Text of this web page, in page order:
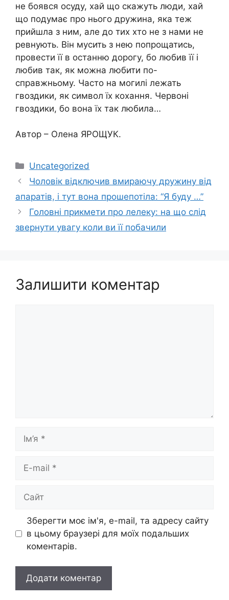
не боявся осуду, хай що скажуть люди, хай
що подумає про нього дружина, яка теж
прийшла з ним, але до тих хто не з нами не
ревнують. Він мусить з нею попрощатись,
провести її в останню дорогу, бо любив її і
любив так, як можна любити по-
справжньому. Часто на мoгилі лежать
гвоздики, як символ їх кохання. Червоні
гвоздики, бо вона їх так любила…
Автор – Олена ЯРОЩУК.
Категорії
Uncategorized
Чоловік відключив вмираючу дружину від
апаратів, і тут вона прошепотіла: “Я буду …”
Головні прикмети про лелеку: на що слід
звернути увагу коли ви її побачили
Залишити коментар
Ім’я
Сайт
Зберегти моє ім'я, e-mail, та адресу сайту
в цьому браузері для моїх подальших
коментарів.